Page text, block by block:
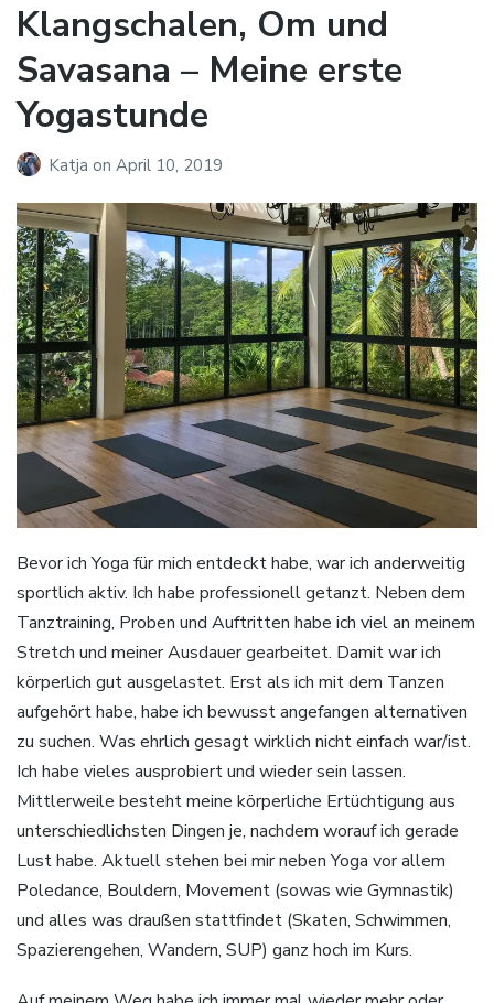
Klangschalen, Om und
Savasana – Meine erste
Yogastunde
Katja on April 10, 2019
Bevor ich Yoga für mich entdeckt habe, war ich anderweitig
sportlich aktiv. Ich habe professionell getanzt. Neben dem
Tanztraining, Proben und Auftritten habe ich viel an meinem
Stretch und meiner Ausdauer gearbeitet. Damit war ich
körperlich gut ausgelastet. Erst als ich mit dem Tanzen
aufgehört habe, habe ich bewusst angefangen alternativen
zu suchen. Was ehrlich gesagt wirklich nicht einfach war/ist.
Ich habe vieles ausprobiert und wieder sein lassen.
Mittlerweile besteht meine körperliche Ertüchtigung aus
unterschiedlichsten Dingen je, nachdem worauf ich gerade
Lust habe. Aktuell stehen bei mir neben Yoga vor allem
Poledance, Bouldern, Movement (sowas wie Gymnastik)
und alles was draußen stattfindet (Skaten, Schwimmen,
Spazierengehen, Wandern, SUP) ganz hoch im Kurs.